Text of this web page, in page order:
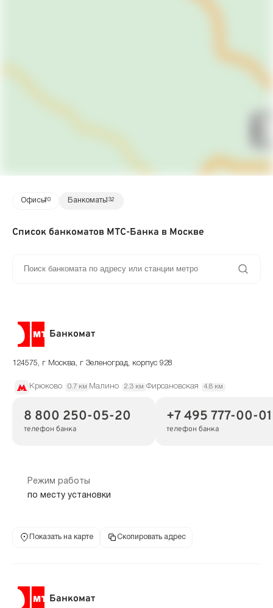
Офисы20 Банкоматы132
Список банкоматов МТС-Банка в Москве
Банкомат
124575, г Москва, г Зеленоград, корпус 928
Крюково 0.7 км Малино 2.3 км Фирсановская 4.8 км
8 800 250-05-20
телефон банка
+7 495 777-00-01
телефон банка
Режим работы
по месту установки
Показать на карте Скопировать адрес
Банкомат